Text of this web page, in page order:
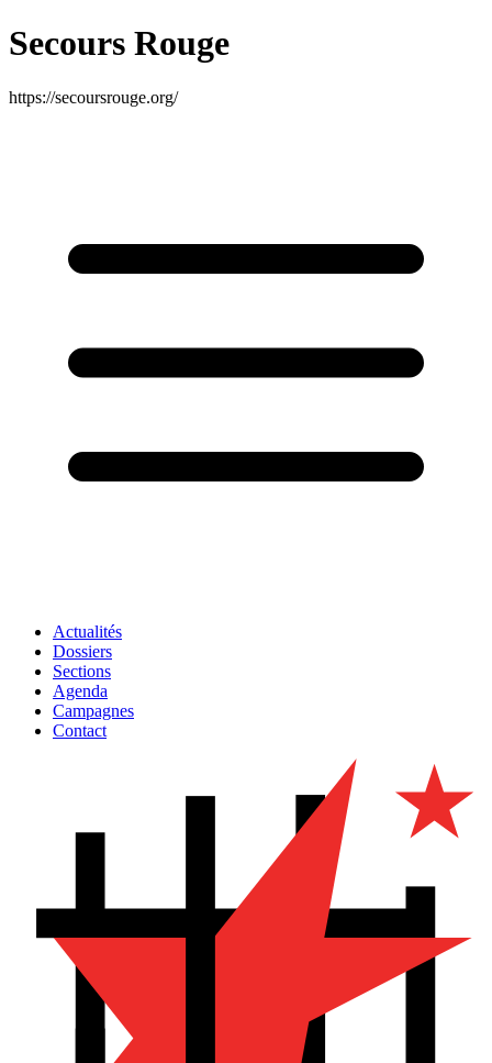
Secours Rouge
https://secoursrouge.org/
Actualités
Dossiers
Sections
Agenda
Campagnes
Contact